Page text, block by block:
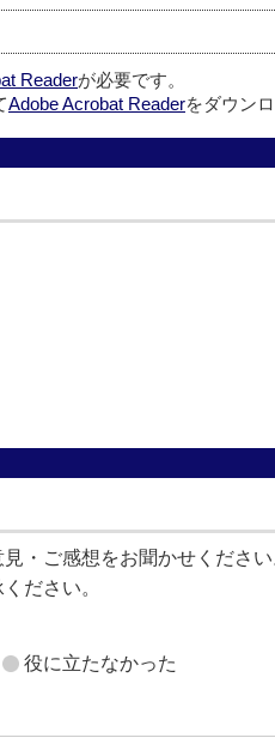
Readerが必要です。
Adobe Acrobat Readerをダウン
・ご感想をお聞かせくださ
ださい。
役に立たなかった